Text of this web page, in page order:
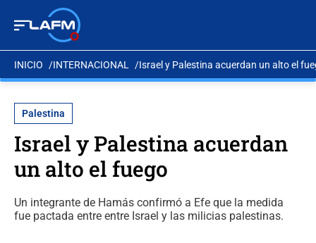
INICIO INTERNACIONAL Israel y Palestina acuerdan un alto el
Palestina
Israel y Palestina acuerdan
un alto el fuego
Un integrante de Hamás confirmó a Efe que la medida
fue pactada entre entre Israel y las milicias palestinas.